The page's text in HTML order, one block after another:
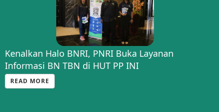
Kenalkan Halo BNRI, PNRI Buka Layanan
Informasi BN TBN di HUT PP INI
READ MORE